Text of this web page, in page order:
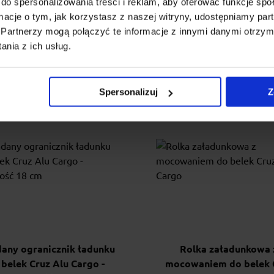
o tym, jak korzystasz z naszej witryny, udostępniamy
mogą połączyć te informacje z innymi danymi
z ich usług.
Spersonalizuj
Konstrukcja uchwytu d...
349.00 zł
54.00 zł
ogranicznik ładunku
Cruz Alu Cargo -
Rolka załadunkowa
mocowaniem do belek